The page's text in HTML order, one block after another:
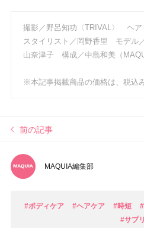
撮影／野呂知功〈TRIVAL〉 ヘ
スタイリスト／岡野香里 モデル
山奈津子 構成／中島和美（
※本記事掲載商品の価格は、税込
前の記事
MAQUIA編集部
#ボディケア #ヘアケア #時短
#サプリ